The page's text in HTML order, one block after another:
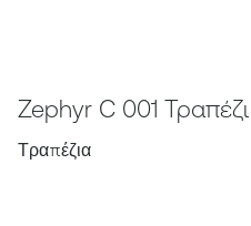
Zephyr C 001 Τραπέζι
Τραπέζια